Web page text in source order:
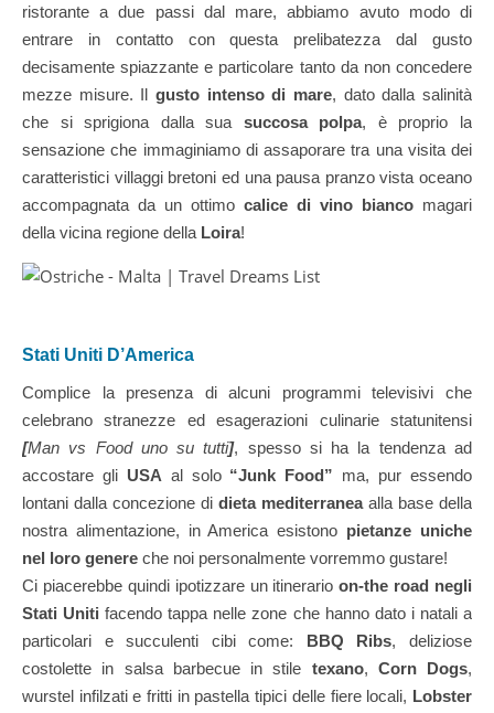
ristorante a due passi dal mare, abbiamo avuto modo di
entrare in contatto con questa prelibatezza dal gusto
decisamente spiazzante e particolare tanto da non concedere
mezze misure. Il gusto intenso di mare, dato dalla salinità
che si sprigiona dalla sua succosa polpa, è proprio la
sensazione che immaginiamo di assaporare tra una visita dei
caratteristici villaggi bretoni ed una pausa pranzo vista oceano
accompagnata da un ottimo calice di vino bianco magari
della vicina regione della Loira!
Stati Uniti D’America
Complice la presenza di alcuni programmi televisivi che
celebrano stranezze ed esagerazioni culinarie statunitensi
[Man vs Food uno su tutti], spesso si ha la tendenza ad
accostare gli USA al solo “Junk Food” ma, pur essendo
lontani dalla concezione di dieta mediterraneaalla base della
nostra alimentazione, in America esistono pietanze uniche
nel loro genere che noi personalmente vorremmo gustare!
Ci piacerebbe quindi ipotizzare un itinerarioon-the road negli
Stati Uniti facendo tappa nelle zone che hanno dato i natali a
particolari e succulenti cibi come: BBQ Ribs, deliziose
costolette in salsa barbecue in stile texano, Corn Dogs,
wurstel infilzati e fritti in pastella tipici delle fiere locali, Lobster